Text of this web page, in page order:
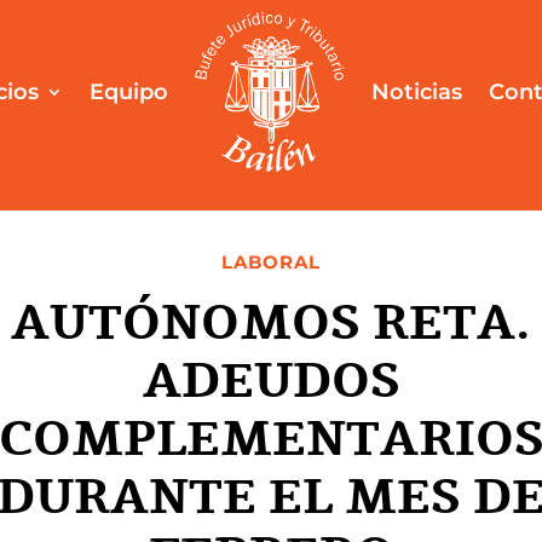
Equipo Noticias
LABORAL
AUTÓNOMOS RETA.
ADEUDOS
COMPLEMENTARIOS
EL MES DE